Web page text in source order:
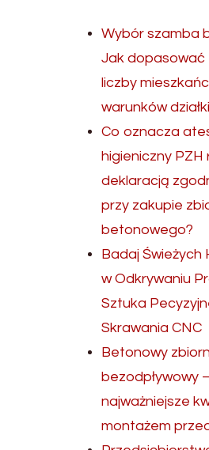
Wybór szamba
Jak dopasować
liczby
warunków
Co oznacza
higieniczny PZH
deklaracją
przy zakupie
betonowego?
Badaj Świeżych
w Odkrywaniu
Sztuka
Skrawania CNC
Betonowy
bezodpływowy –
najważniejsze
montażem